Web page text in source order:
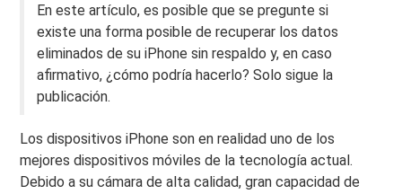
En este artículo, es posible que se pregunte si
existe una forma posible de recuperar los datos
eliminados de su iPhone sin respaldo y, en caso
afirmativo, ¿cómo podría hacerlo? Solo sigue la
publicación.
Los dispositivos iPhone son en realidad uno de los
mejores dispositivos móviles de la tecnología actual.
Debido a su cámara de alta calidad, gran capacidad de